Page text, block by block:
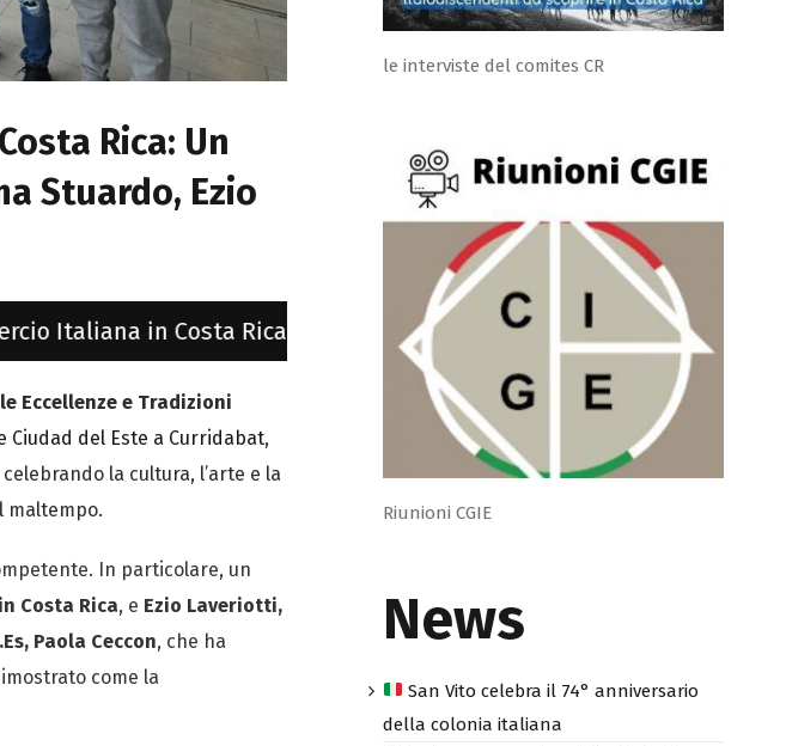
Rica: Un
Stuardo, Ezio
in Costa Rica ha eletto i suoi nuovi vertici: Cristina Guerrini come
Eccellenze e Tradizioni
Ciudad del Este a Curridabat,
la cultura, l’arte e la
maltempo.
In particolare, un
Costa Rica, e Ezio Laveriotti,
Paola Ceccon, che ha
come la
le interviste del comites CR
Riunioni CGIE
News
San Vito celebra il 74° anniversario
della colonia italiana